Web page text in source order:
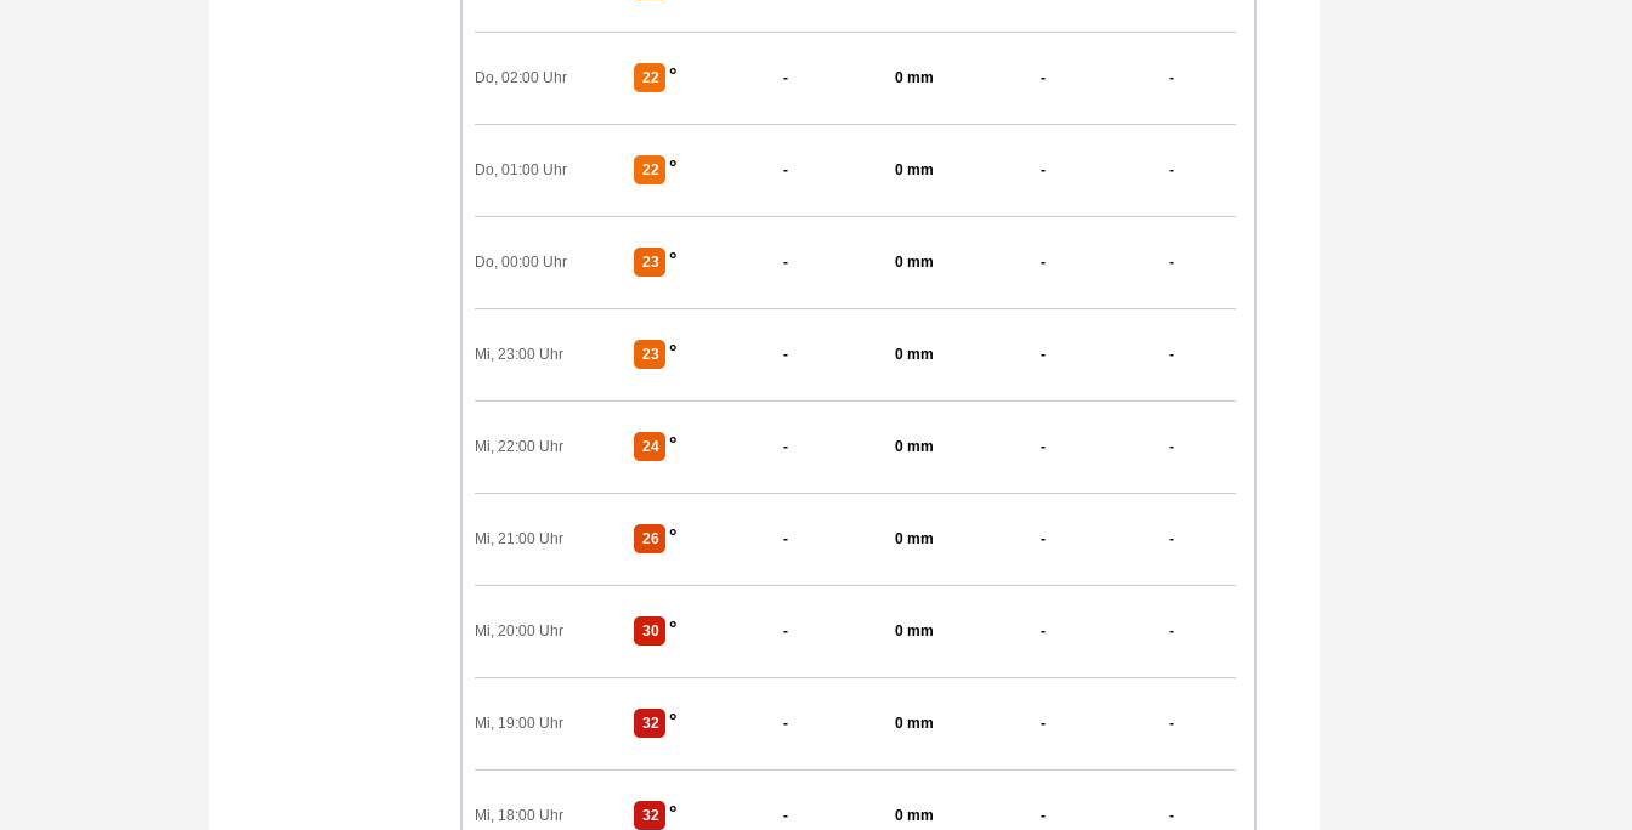
Do, 02:00 Uhr 22 ° - 0 mm - -
Do, 01:00 Uhr 22 ° - 0 mm - -
Do, 00:00 Uhr 23 ° - 0 mm - -
Mi, 23:00 Uhr 23 ° - 0 mm - -
Mi, 22:00 Uhr 24 ° - 0 mm - -
Mi, 21:00 Uhr 26 ° - 0 mm - -
Mi, 20:00 Uhr 30 ° - 0 mm - -
Mi, 19:00 Uhr 32 ° - 0 mm - -
Mi, 18:00 Uhr 32 ° - 0 mm - -